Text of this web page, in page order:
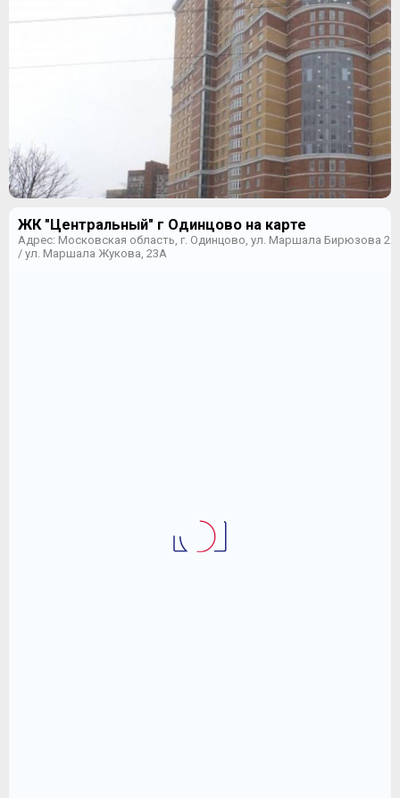
ЖК "Центральный" г Одинцово на карте
Адрес: Московская область, г. Одинцово, ул. Маршала Бирюзова 2А
/ ул. Маршала Жукова, 23А